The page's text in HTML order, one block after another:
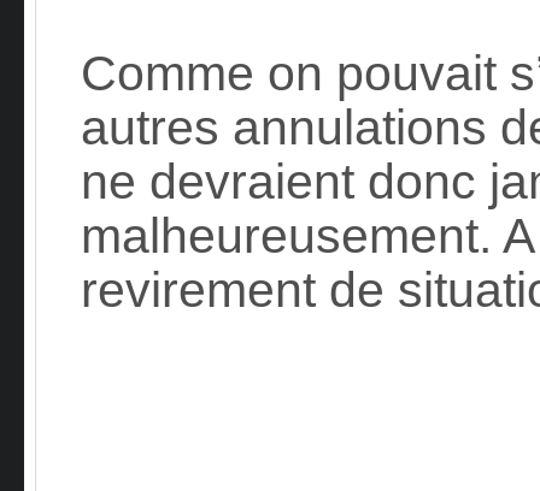
Comme on pouvait
autres annulations
ne devraient donc
malheureusement.
revirement de